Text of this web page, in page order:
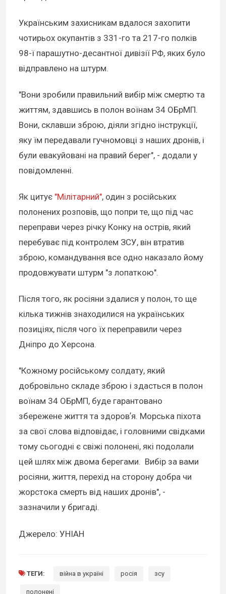
Українським захисникам вдалося захопити
чотирьох окупантів з 331-го та 217-го полків
98-ї парашутно-десантної дивізії РФ, яких було
відправлено на штурм.
"Вони зробили правильний вибір між смертю та
життям, здавшись в полон воїнам 34 ОБрМП.
Вони, склавши зброю, діяли згідно інструкції,
яку їм передавали гучномовці з наших дронів, і
були евакуйовані на правий берег", - додали у
повідомленні.
Як цитує "Мілітарний", один з російських
полонених розповів, що попри те, що під час
переправи через річку Конку на острів, який
перебуває під контролем ЗСУ, він втратив
зброю, командування все одно наказало йому
продовжувати штурм "з лопаткою".
Після того, як росіяни здалися у полон, то ще
кілька тижнів знаходилися на українських
позиціях, після чого їх переправили через
Дніпро до Херсона.
"Кожному російському солдату, який
добровільно складе зброю і здасться в полон
воїнам 34 ОБрМП, буде гарантовано
збережене життя та здоровʼя. Морська піхота
за свої слова відповідає, і головними свідками
тому сьогодні є свіжі полонені, які подолали
цей шлях між двома берегами. Вибір за вами
росіяни, життя, перехід на сторону добра чи
жорстока смерть від наших дронів", -
зазначили у бригаді.
Джерело: УНІАН
ТЕГИ: війна в україні росія зсу
полонені